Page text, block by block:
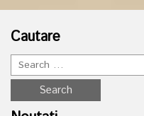
Cautare